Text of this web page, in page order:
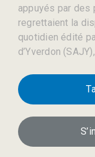
appuyés par des
regrettaient la
quotidien édité
d’Yverdon